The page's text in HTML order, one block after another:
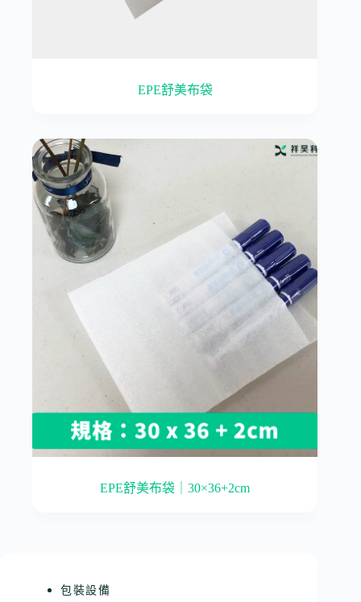
EPE舒美布袋
EPE舒美布袋｜30×36+2cm
包裝設備